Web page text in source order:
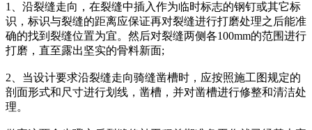
1、沿裂缝走向，在裂缝中插入作为临时标志的钢钉或其它标
识，标识与裂缝的距离应保证再对裂缝进行打磨处理之后能准
确的找到裂缝位置为宜。然后对裂缝两侧各100mm的范围进行
打磨，直至露出坚实的骨料新面;
2、当设计要求沿裂缝走向骑缝凿槽时，应按照施工图规定的
剖面形式和尺寸进行划线，凿槽，并对凿槽进行修整和清洁处
理。